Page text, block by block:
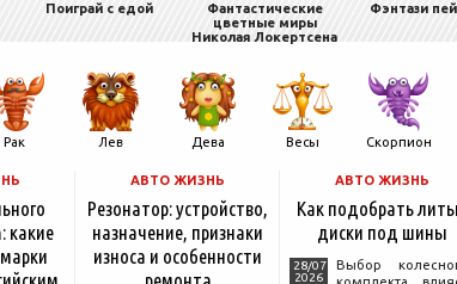
Поиграй с едой
Фантастические
цветные миры
Николая Локертсена
Фэнтази
Рак Лев Дева Весы Скорпион
какие
АВТО ЖИЗНЬ
Резонатор: устройство,
назначение, признаки
износа и особенности
АВТО ЖИЗНЬ
Как подобрать
диски под шины
28/07
2026
Выбор